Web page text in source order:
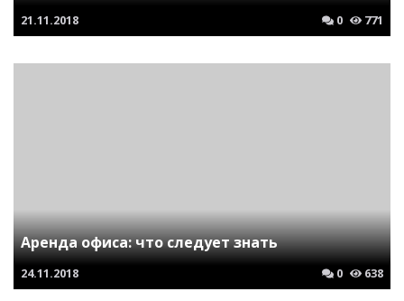
21.11.2018 0 771
Аренда офиса: что следует знать
24.11.2018 0 638